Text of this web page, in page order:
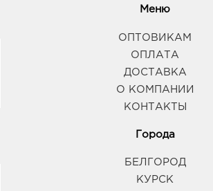
Меню
ОПТОВИКАМ
ОПЛАТА
ДОСТАВКА
О КОМПАНИИ
КОНТАКТЫ
Города
БЕЛГОРОД
КУРСК